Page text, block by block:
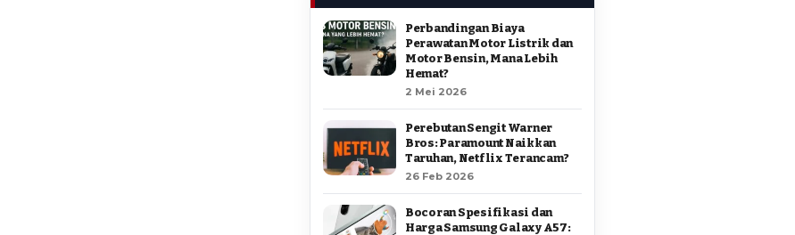
Perbandingan Biaya
Perawatan Motor Listrik dan
Motor Bensin, Mana Lebih
Hemat?
2 Mei 2026
Perebutan Sengit Warner
Bros: Paramount Naikkan
Taruhan, Netflix Terancam?
26 Feb 2026
Bocoran Spesifikasi dan
Harga Samsung Galaxy A57: